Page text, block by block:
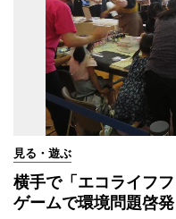
見る・遊ぶ
横手で「エコライフ
ゲームで環境問題啓発